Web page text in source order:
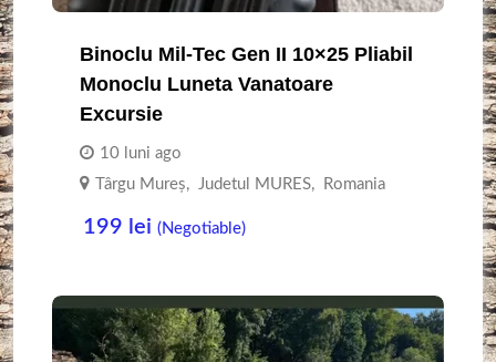
Binoclu Mil-Tec Gen II 10×25 Pliabil
Monoclu Luneta Vanatoare
Excursie
10 luni ago
Târgu Mureş, Judetul MURES, Romania
199 lei (Negotiable)